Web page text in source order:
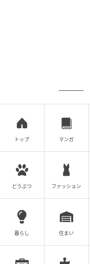
トップ マンガ
どうぶつ ファッション
暮らし 住まい